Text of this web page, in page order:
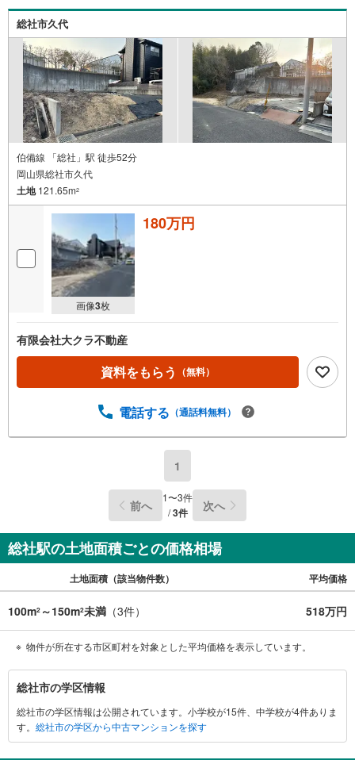
総社市久代
伯備線 「総社」駅 徒歩52分
岡山県総社市久代
土地121.65m2
画像3枚
180万円
有限会社大クラ不動産
資料をもらう （無料）
電話する （通話料無料）
1
前へ 1〜3件
/3件 次へ
総社駅の土地面積ごとの価格相場
土地面積（該当物件数） 平均価格
100m2 ～150m2未満 （3件） 518万円
物件が所在する市区町村を対象とした平均価格を表示しています。
総
社
市
に
総社市の学区情報
総社市の学区情報は公開されています。小学校が15件、中学校が4件ありま
す。 総社市の学区から中古マンションを探す